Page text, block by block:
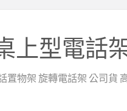
上型電話
置物架 旋轉電話架 公司貨